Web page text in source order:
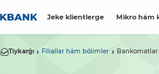
Jeke klientlerge Mikro hám
Tiykarǵı Filiallar hám bólimler